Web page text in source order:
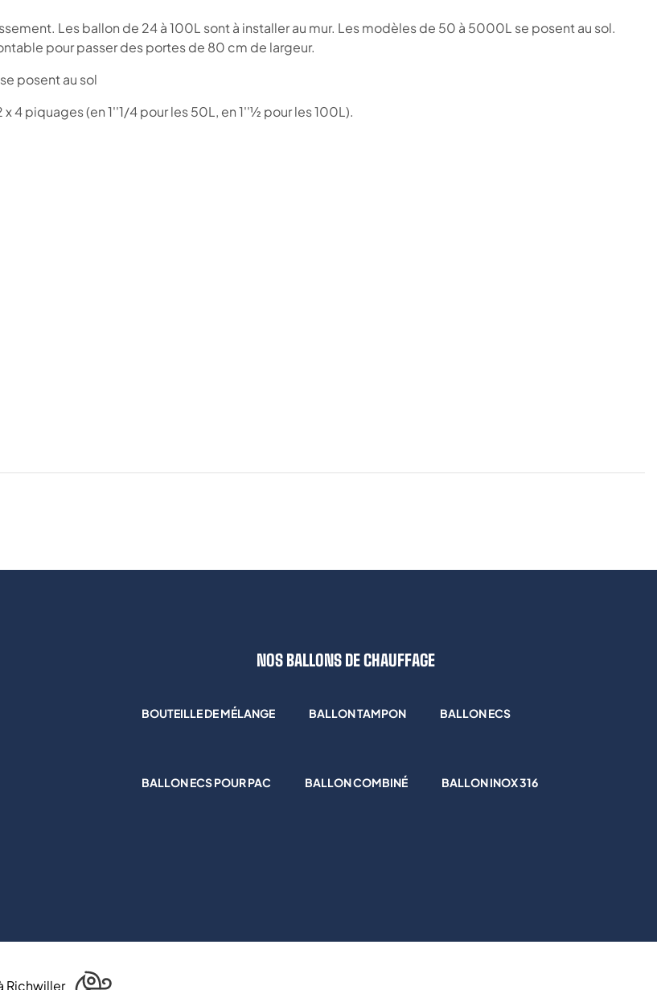
Les ballon de 24 à 100L sont à installer au mur. Les modèles de 50 à 5000L se posent au sol.
pour passer des portes de 80 cm de largeur.
posent au sol
4 piquages (en 1''1/4 pour les 50L, en 1''½ pour les 100L).
NOS BALLONS DE CHAUFFAGE
BOUTEILLE DE MÉLANGE BALLON TAMPON BALLON ECS
BALLON ECS POUR PAC BALLON COMBINÉ BALLON INOX 316
Richwiller